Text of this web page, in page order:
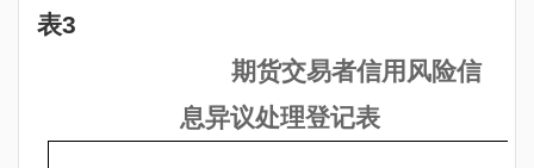
表3
期货交易者信用风险信
息异议处理登记表